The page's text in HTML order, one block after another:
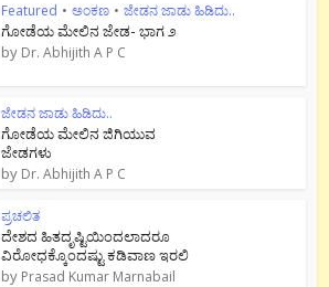
Featured • ಅಂಕಣ • ಜೇಡನ ಜಾಡು ಹಿಡಿದು..
ಗೋಡೆಯ ಮೇಲಿನ ಜೇಡ- ಭಾಗ ೨
by Dr. Abhijith A P C
ಜೇಡನ ಜಾಡು ಹಿಡಿದು..
ಗೋಡೆಯ ಮೇಲಿನ ಜಿಗಿಯುವ
ಜೇಡಗಳು
by Dr. Abhijith A P C
ಪ್ರಚಲಿತ
ದೇಶದ ಹಿತದೃಷ್ಟಿಯಿಂದಲಾದರೂ
ವಿರೋಧಕ್ಕೊಂದಷ್ಟು ಕಡಿವಾಣ ಇರಲಿ
by Prasad Kumar Marnabail